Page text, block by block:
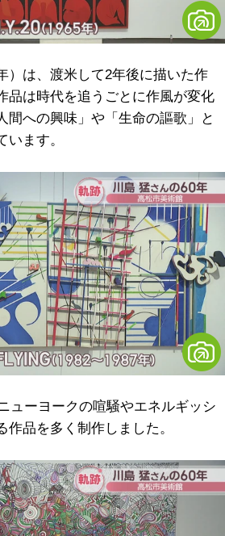
）は、渡米して2年後に描いた作
品は時代を追うごとに作風が変化
間への興味」や「生命の謳歌」と
います。
ューヨークの喧騒やエネルギッシ
作品を多く制作しました。